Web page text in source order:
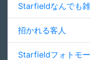
Starfieldなんでも
招かれる客人
Starfieldフォトモ